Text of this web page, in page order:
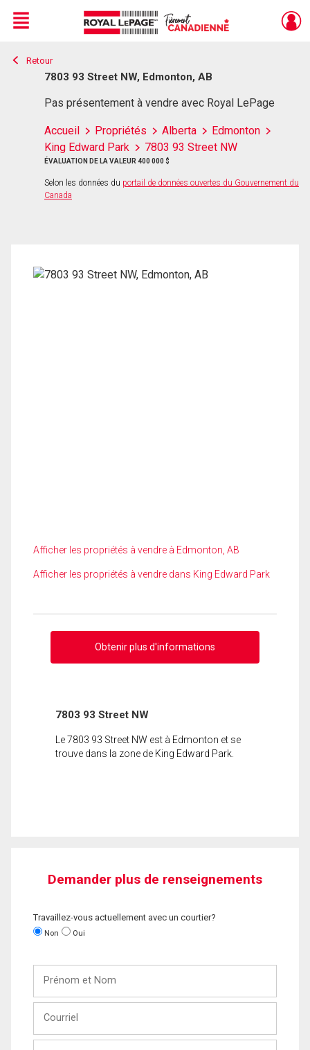
Live
En Direct
Menu
Retour
7803 93 Street NW, Edmonton, AB
Pas présentement à vendre avec Royal LePage
Accueil Propriétés Alberta
Edmonton
King Edward Park
7803 93 Street NW
ÉVALUATION DE LA VALEUR 400 000 $
Selon les données du portail de données ouvertes du Gouvernement du
Canada
Afficher les propriétés à vendre à Edmonton, AB
Afficher les propriétés à vendre dans King Edward Park
Obtenir plus d'informations
7803 93 Street NW
Le 7803 93 Street NW est à Edmonton et se
trouve dans la zone de King Edward Park.
Demander plus de renseignements
Travaillez-vous actuellement avec un courtier?
Non Oui
Nom